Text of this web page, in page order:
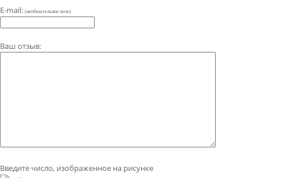
E-mail: (необязательное поле)
Ваш отзыв:
Введите число, изображенное на рисунке